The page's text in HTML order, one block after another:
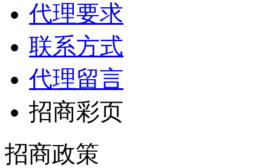
代理要求
联系方式
代理留言
招商彩页
招商政策